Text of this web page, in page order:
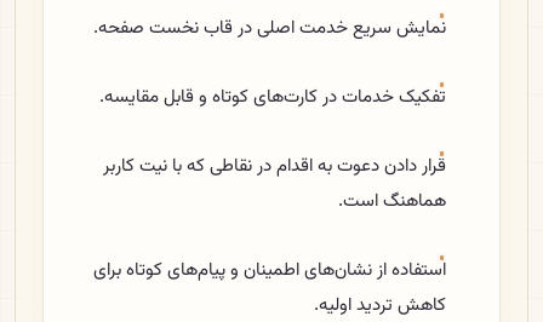
نمایش سریع خدمت اصلی در قاب نخست صفحه.
تفکیک خدمات در کارت‌های کوتاه و قابل مقایسه.
قرار دادن دعوت به اقدام در نقاطی که با نیت کاربر
هماهنگ است.
استفاده از نشان‌های اطمینان و پیام‌های کوتاه برای
کاهش تردید اولیه.